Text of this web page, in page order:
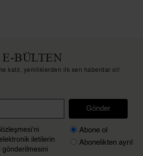
E-BÜLTEN
katıl, yeniliklerden ilk sen haberdar ol!
Gönder
iletilerin
Abone ol
Abonelikten ayrıl